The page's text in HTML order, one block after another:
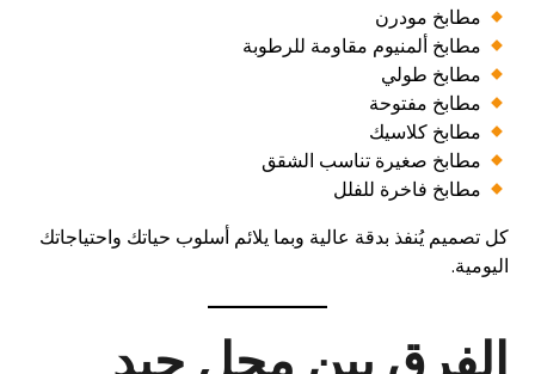
مطابخ مودرن
مطابخ ألمنيوم مقاومة للرطوبة
مطابخ طولي
مطابخ مفتوحة
مطابخ كلاسيك
مطابخ صغيرة تناسب الشقق
مطابخ فاخرة للفلل
كل تصميم يُنفذ بدقة عالية وبما يلائم أسلوب حياتك واحتياجاتك
اليومية.
الفرق بين محل جيد